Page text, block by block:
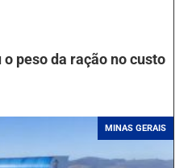
peso da ração no custo
MINAS GERAIS